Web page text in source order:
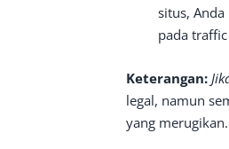
situs,
pada
Keterangan:
legal, namun
yang merugikan.